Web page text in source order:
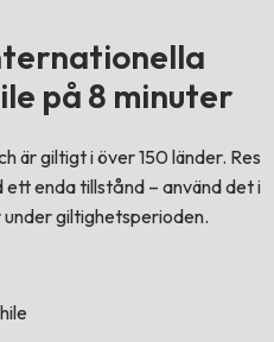
på 8 minuter
är giltigt i över 150 länder. Res
enda tillstånd – använd det i
giltighetsperioden.